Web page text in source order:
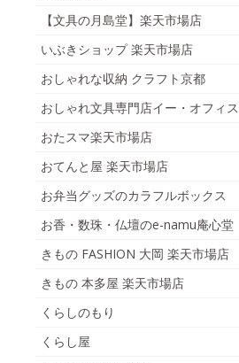
【文具の月島堂】楽天市場店
いぶきショップ 楽天市場店
おしゃれな収納 クラフト京都
おしゃれ文具専門店イー・オフィス
おたスマ楽天市場店
おてんと屋 楽天市場店
お弁当グッズのカラフルボックス
お香・数珠・仏壇のe-namu庵心堂
きもの FASHION 大岡 楽天市場店
きもの 本多屋 楽天市場店
くらしのもり
くらし屋